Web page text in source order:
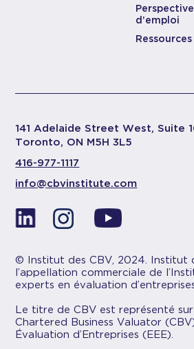
d’emploi
Ressources
141 Adelaide Street West, Suite
Toronto, ON M5H 3L5
416-977-1117
info@cbvinstitute.com
© Institut des CBV, 2024. Institut
l’appellation commerciale de
experts en évaluation
Le titre de CBV est représenté
Chartered Business Valuator
Évaluation d’Entreprises (EEE).